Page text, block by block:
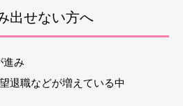
出せない方へ
進み
退職などが増えている中